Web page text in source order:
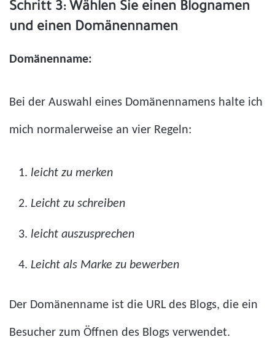
Schritt 3: Wählen Sie einen Blognamen
und einen Domänennamen
Domänenname:
Bei der Auswahl eines Domänennamens halte ich
mich normalerweise an vier Regeln:
leicht zu merken
Leicht zu schreiben
leicht auszusprechen
Leicht als Marke zu bewerben
Der Domänenname ist die URL des Blogs, die ein
Besucher zum Öffnen des Blogs verwendet.